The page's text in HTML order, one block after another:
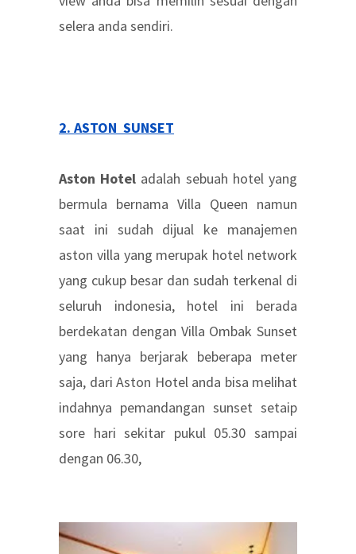
selera anda sendiri.
2. ASTON SUNSET
Aston Hotel adalah sebuah hotel yang
bermula bernama Villa Queen namun
saat ini sudah dijual ke manajemen
aston villa yang merupak hotel network
yang cukup besar dan sudah terkenal di
seluruh indonesia, hotel ini berada
berdekatan dengan Villa Ombak Sunset
yang hanya berjarak beberapa meter
saja, dari Aston Hotel anda bisa melihat
indahnya pemandangan sunset setaip
sore hari sekitar pukul 05.30 sampai
dengan 06.30,